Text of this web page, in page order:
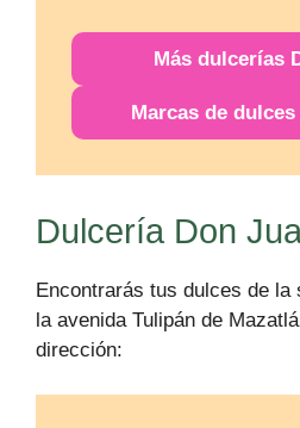
Más dulcerías
Marcas de
Dulcería Don
Encontrarás tus dulces de la
la avenida Tulipán de
dirección: